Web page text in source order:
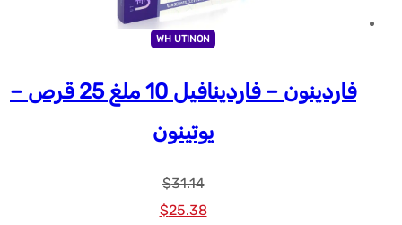
WH UTINON
فاردينون – فاردينافيل 10 ملغ 25 قرص –
يوتينون
$31.14
السعر $25.38 السعر